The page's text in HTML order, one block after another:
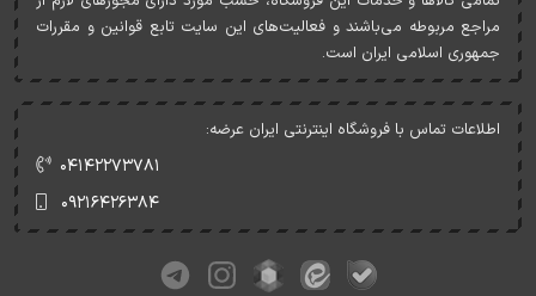
مراجع مربوطه می‌باشند و فعاليت‌های اين سايت تابع قوانين و مقررات
جمهوری اسلامی ايران است.
اطلاعات تماس با فروشگاه اینترنتی ایران عرضه:
۰۴۱۴۲۲۷۳۷۸۱
۰۹۲۱۶۴۲۶۳۸۴